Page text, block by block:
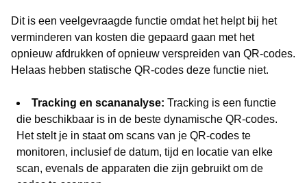
Dit is een veelgevraagde functie omdat het helpt bij het
verminderen van kosten die gepaard gaan met het
opnieuw afdrukken of opnieuw verspreiden van QR-codes.
Helaas hebben statische QR-codes deze functie niet.
Tracking en scananalyse: Tracking is een functie
die beschikbaar is in de beste dynamische QR-codes.
Het stelt je in staat om scans van je QR-codes te
monitoren, inclusief de datum, tijd en locatie van elke
scan, evenals de apparaten die zijn gebruikt om de